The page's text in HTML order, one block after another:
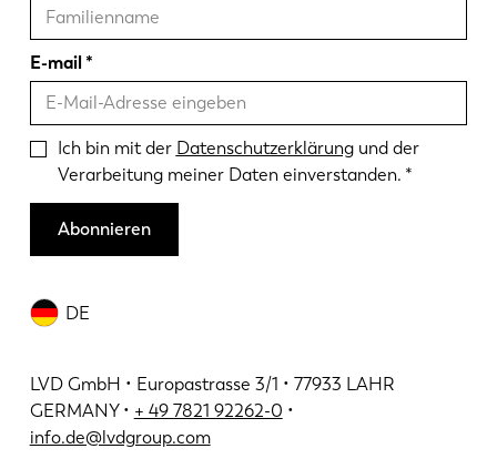
DE
LVD GmbH • Europastrasse 3/1 • 77933 LAHR
GERMANY • + 49 7821 92262-0 •
info.de@lvdgroup.com
E-mail
Ich bin mit der Datenschutzerklärungund der
Verarbeitung meiner Daten einverstanden.
Abonnieren